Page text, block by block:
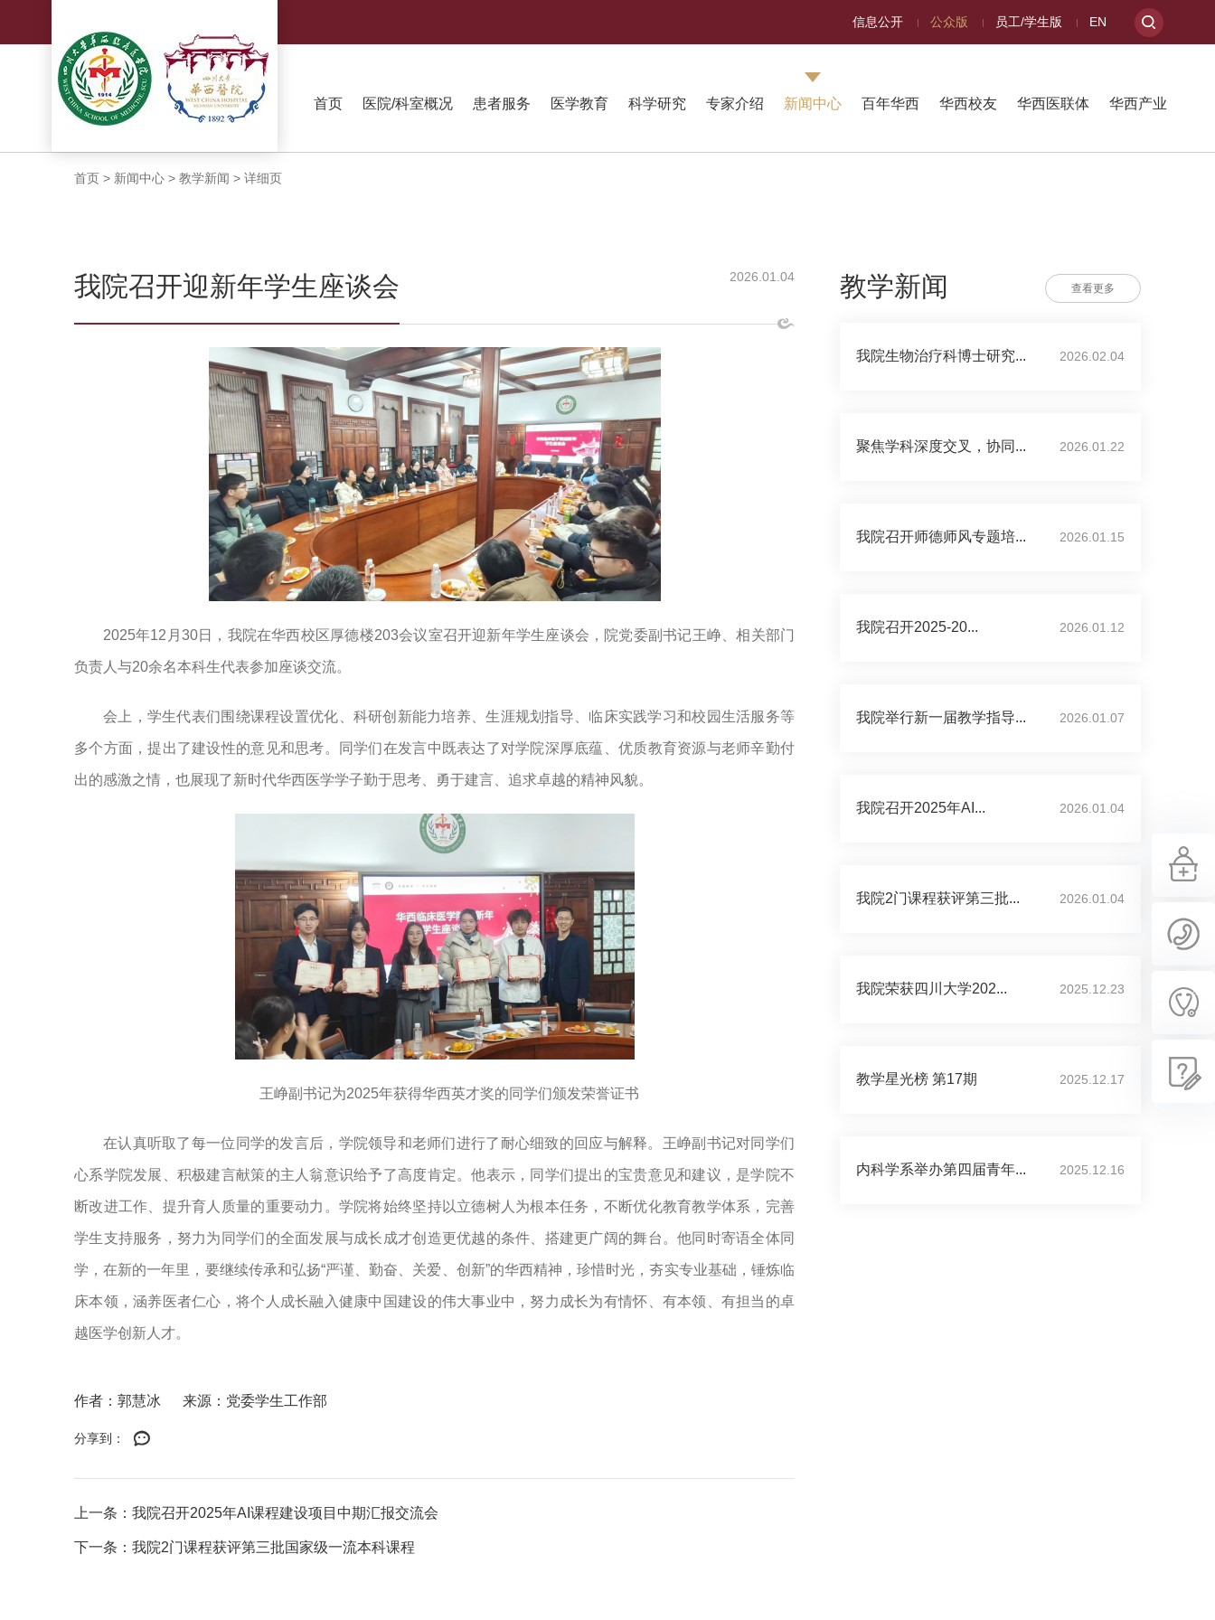
信息公开 公众版 员工/学生版 EN
首页 医院/科室概况 患者服务 医学教育 科学研究 专家介绍 新闻中心 百年华西 华西校友 华西医联体 华西产业
首页 > 新闻中心 > 教学新闻 > 详细页
我院召开迎新年学生座谈会 2026.01.04
2025年12月30日，我院在华西校区厚德楼203会议室召开迎新年学生座谈会，院党委副书记王峥、相关部门
负责人与20余名本科生代表参加座谈交流。
会上，学生代表们围绕课程设置优化、科研创新能力培养、生涯规划指导、临床实践学习和校园生活服务等
多个方面，提出了建设性的意见和思考。同学们在发言中既表达了对学院深厚底蕴、优质教育资源与老师辛勤付
出的感激之情，也展现了新时代华西医学学子勤于思考、勇于建言、追求卓越的精神风貌。
王峥副书记为2025年获得华西英才奖的同学们颁发荣誉证书
在认真听取了每一位同学的发言后，学院领导和老师们进行了耐心细致的回应与解释。王峥副书记对同学们
心系学院发展、积极建言献策的主人翁意识给予了高度肯定。他表示，同学们提出的宝贵意见和建议，是学院不
断改进工作、提升育人质量的重要动力。学院将始终坚持以立德树人为根本任务，不断优化教育教学体系，完善
学生支持服务，努力为同学们的全面发展与成长成才创造更优越的条件、搭建更广阔的舞台。他同时寄语全体同
学，在新的一年里，要继续传承和弘扬“严谨、勤奋、关爱、创新”的华西精神，珍惜时光，夯实专业基础，锤炼临
床本领，涵养医者仁心，将个人成长融入健康中国建设的伟大事业中，努力成长为有情怀、有本领、有担当的卓
越医学创新人才。
作者：郭慧冰 来源：党委学生工作部
分享到：
上一条：我院召开2025年AI课程建设项目中期汇报交流会
下一条：我院2门课程获评第三批国家级一流本科课程
教学新闻 查看更多
我院生物治疗科博士研究... 2026.02.04
聚焦学科深度交叉，协同... 2026.01.22
我院召开师德师风专题培... 2026.01.15
我院召开2025-20... 2026.01.12
我院举行新一届教学指导... 2026.01.07
我院召开2025年AI... 2026.01.04
我院2门课程获评第三批... 2026.01.04
我院荣获四川大学202... 2025.12.23
教学星光榜 第17期 2025.12.17
内科学系举办第四届青年... 2025.12.16